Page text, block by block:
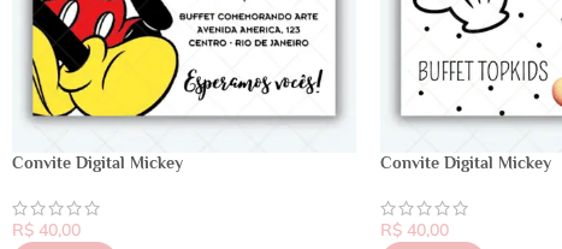
Convite Digital Mickey
R$ 40,00
Convite Digital Mickey
R$40,00